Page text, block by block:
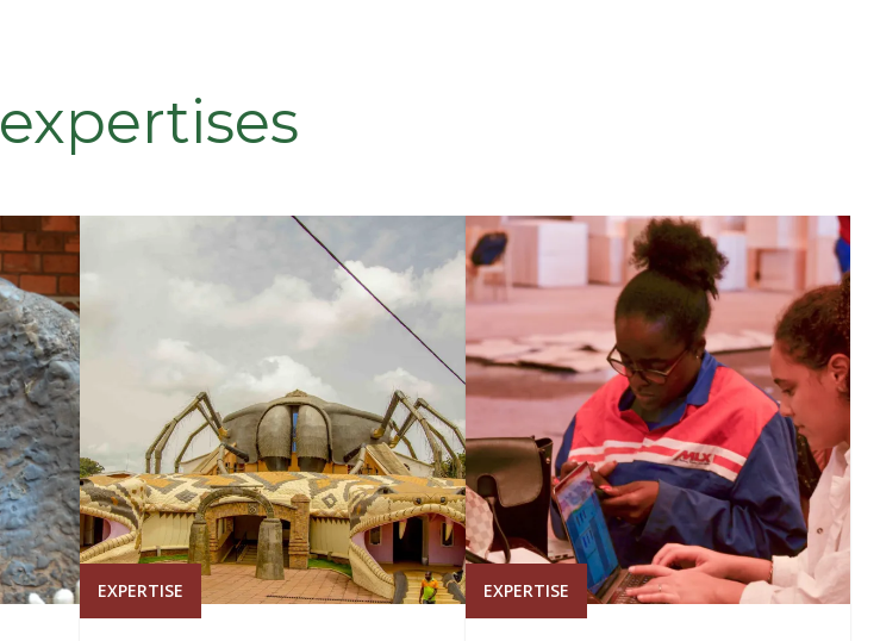
expertises
EXPERTISE EXPERTISE